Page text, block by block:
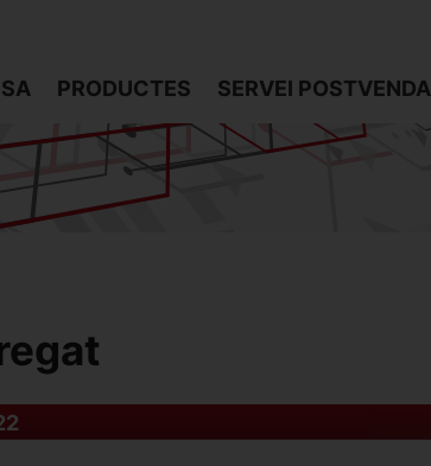
PRODUCTES SERVEI POSTVENDA